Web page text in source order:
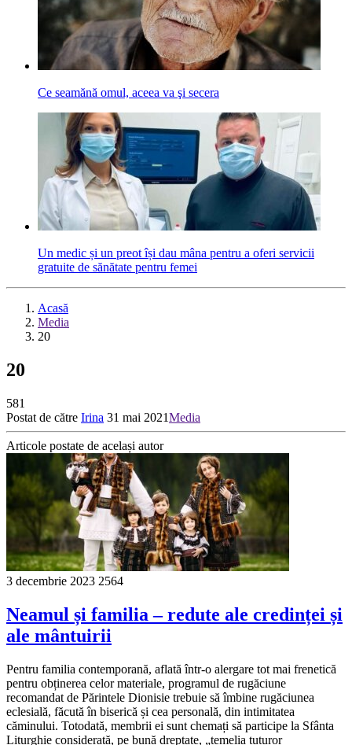
Ce seamănă omul, aceea va şi secera
Un medic și un preot își dau mâna pentru a oferi servicii
gratuite de sănătate pentru femei
Acasă
Media
20
20
581
Postat de către Irina 31 mai 2021Media
Articole postate de același autor
3 decembrie 2023 2564
Neamul și familia – redute ale credinței și
ale mântuirii
Pentru familia contemporană, aflată într-o alergare tot mai frenetică
pentru obținerea celor materiale, programul de rugăciune
recomandat de Părintele Dionisie trebuie să îmbine rugăciunea
eclesială, făcută în biserică și cea personală, din intimitatea
căminului. Totodată, membrii ei sunt chemați să participe la Sfânta
Liturghie considerată, pe bună dreptate, „temelia tuturor